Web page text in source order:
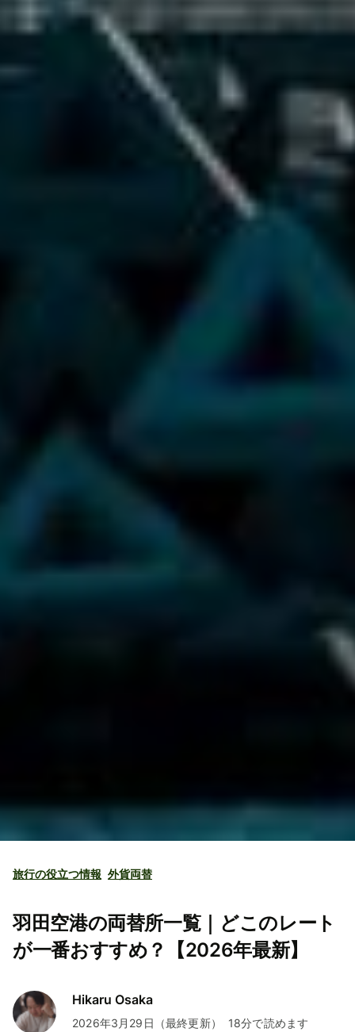
旅行の役立つ情報 外貨両替
羽田空港の両替所一覧｜どこのレート
が一番おすすめ？【2026年最新】
Hikaru Osaka
2026年3月29日（最終更新） 18分で読めます